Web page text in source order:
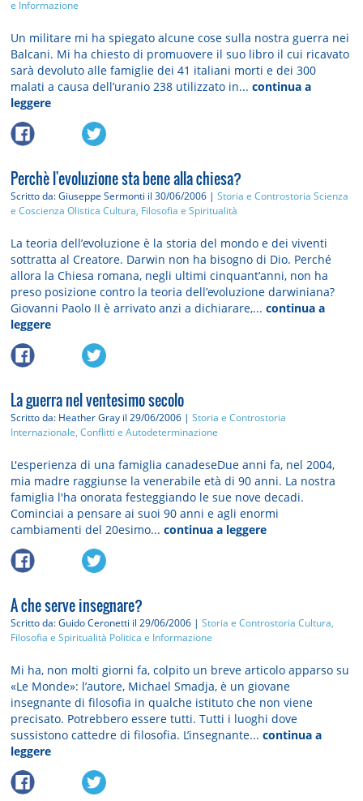
e Informazione
Un militare mi ha spiegato alcune cose sulla nostra guerra nei
Balcani. Mi ha chiesto di promuovere il suo libro il cui ricavato
sarà devoluto alle famiglie dei 41 italiani morti e dei 300
malati a causa dell’uranio 238 utilizzato in...continua a
leggere
Perchè l'evoluzione sta bene alla chiesa?
Scritto da: Giuseppe Sermonti il 30/06/2006 |Storia e Controstoria Scienza
e Coscienza Olistica Cultura, Filosofia e Spiritualità
La teoria dell’evoluzione è la storia del mondo e dei viventi
sottratta al Creatore. Darwin non ha bisogno di Dio. Perché
allora la Chiesa romana, negli ultimi cinquant’anni, non ha
preso posizione contro la teoria dell’evoluzione darwiniana?
Giovanni Paolo II è arrivato anzi a dichiarare,...continua a
leggere
La guerra nel ventesimo secolo
Scritto da: Heather Gray il 29/06/2006 |Storia e Controstoria
Internazionale, Conflitti e Autodeterminazione
L'esperienza di una famiglia canadeseDue anni fa, nel 2004,
mia madre raggiunse la venerabile età di 90 anni. La nostra
famiglia l'ha onorata festeggiando le sue nove decadi.
Cominciai a pensare ai suoi 90 anni e agli enormi
cambiamenti del 20esimo...continua a leggere
A che serve insegnare?
Scritto da: Guido Ceronetti il 29/06/2006 |Storia e Controstoria Cultura,
Filosofia e Spiritualità Politica e Informazione
Mi ha, non molti giorni fa, colpito un breve articolo apparso su
«Le Monde»: l’autore, Michael Smadja, è un giovane
insegnante di filosofia in qualche istituto che non viene
precisato. Potrebbero essere tutti. Tutti i luoghi dove
sussistono cattedre di filosofia. L’insegnante...continua a
leggere